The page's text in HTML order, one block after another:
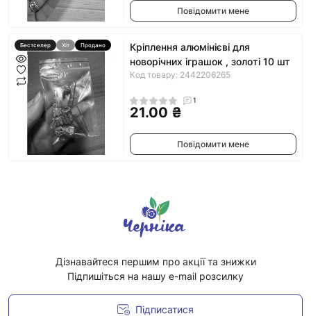
Повідомити мене
Бестселер Хіт Продано
Кріплення алюмінієві для
новорічних іграшок , золоті 10 шт
Код товару: 2442206265
1
21.00 ₴
Повідомити мене
Дізнавайтеся першим про акції та знижки
Підпишіться на нашу e-mail розсилку
Підписатися